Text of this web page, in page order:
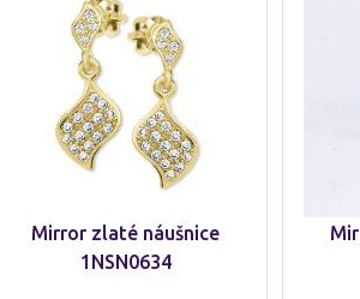
Mirror zlaté náušnice
1NSN0634